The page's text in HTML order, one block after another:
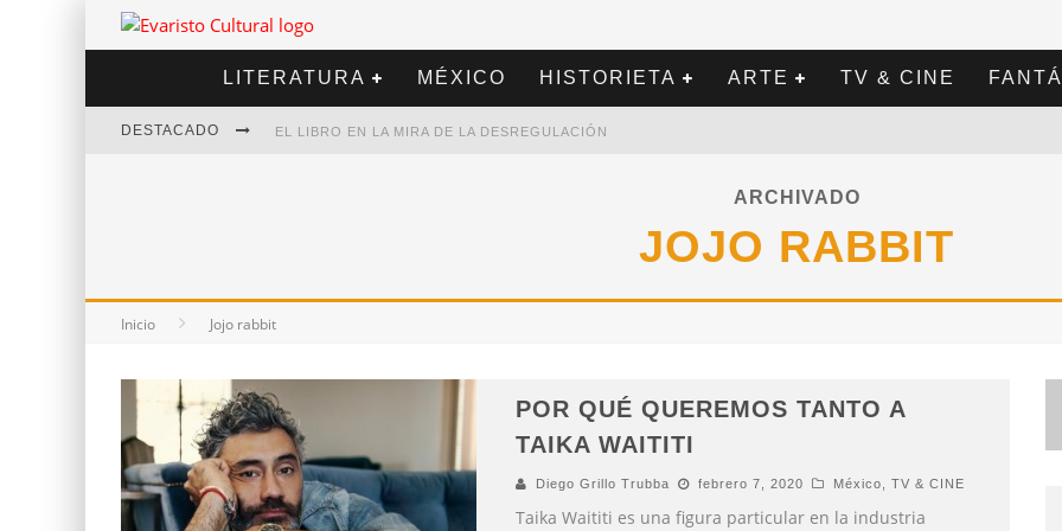
LITERATURA MÉXICO HISTORIETA ARTE TV & CINE
DESTACADO EL LIBRO EN LA MIRA DE LA DESREGULACIÓN
ARCHIVADO
JOJO RABBIT
Inicio Jojo rabbit
POR QUÉ QUEREMOS TANTO A
TAIKA WAITITI
Diego Grillo Trubba febrero 7, 2020 México TV & CINE
Taika Waititi es una figura particular en la industria